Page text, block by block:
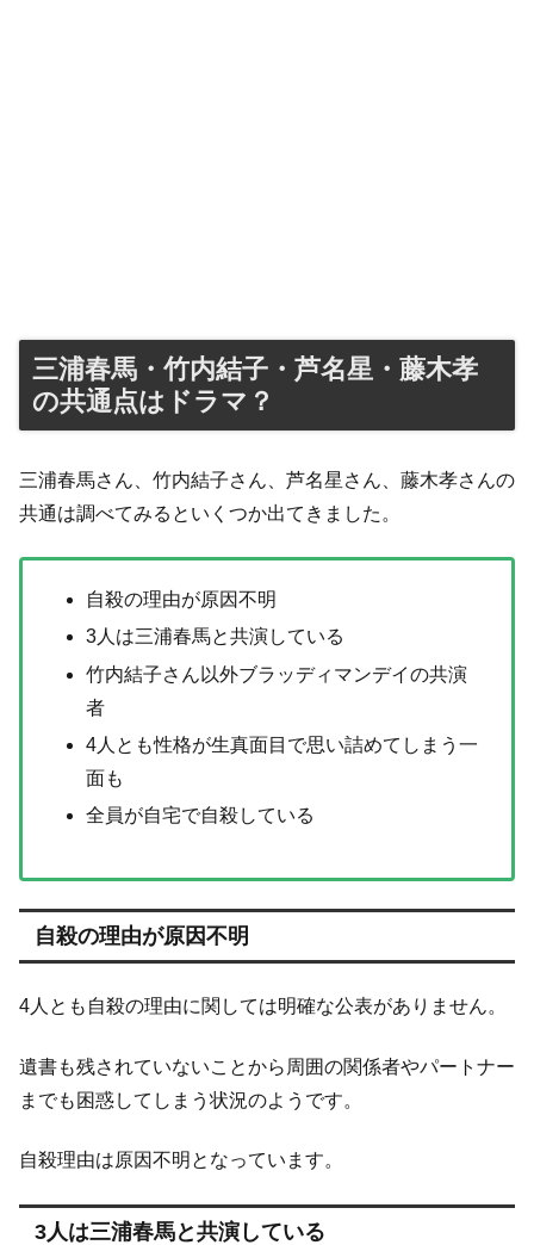
三浦春馬・竹内結子・芦名星・藤木孝
の共通点はドラマ？
三浦春馬さん、竹内結子さん、芦名星さん、藤木孝さんの
共通は調べてみるといくつか出てきました。
自殺の理由が原因不明
3人は三浦春馬と共演している
竹内結子さん以外ブラッディマンデイの共演
者
4人とも性格が生真面目で思い詰めてしまう一
面も
全員が自宅で自殺している
自殺の理由が原因不明
4人とも自殺の理由に関しては明確な公表がありません。
遺書も残されていないことから周囲の関係者やパートナー
までも困惑してしまう状況のようです。
自殺理由は原因不明となっています。
3人は三浦春馬と共演している